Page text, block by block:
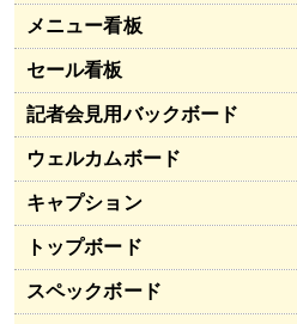
メニュー看板
セール看板
記者会見用バックボード
ウェルカムボード
キャプション
トップボード
スペックボード